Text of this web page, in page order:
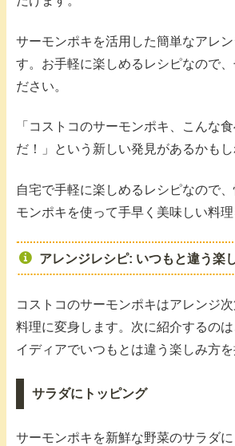
サーモンポキを活用した簡単なアレ
す。お手軽に楽しめるレシピなので、
ださい。
「コストコのサーモンポキ、こんな
だ！」という新しい発見があるかもし
自宅で手軽に楽しめるレシピなので
モンポキを使って手早く美味しい料理
アレンジレシピ: いつもと違う楽
コストコのサーモンポキはアレンジ
料理に変身します。次に紹介するの
イディアでいつもとは違う楽しみ方を
サラダにトッピング
サーモンポキを新鮮な野菜のサラダ